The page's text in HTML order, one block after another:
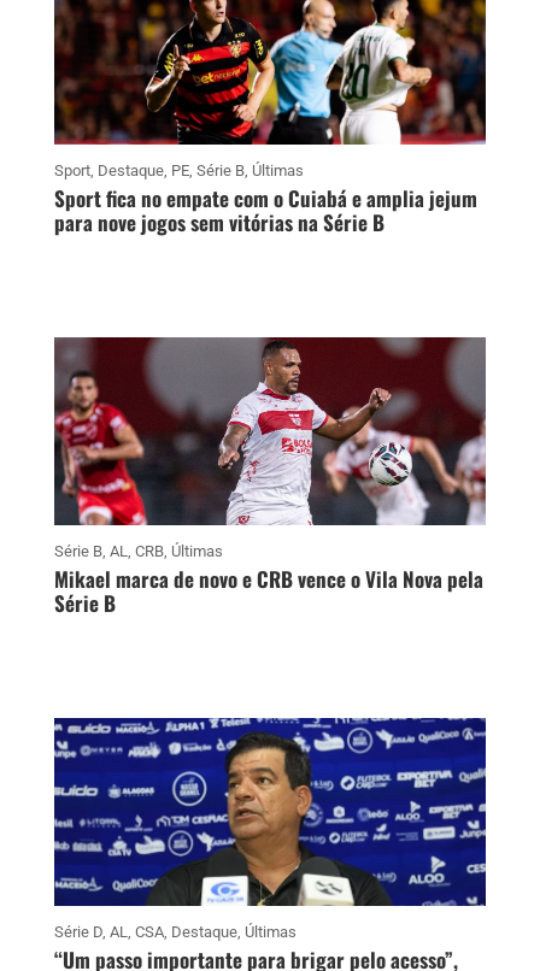
Sport, Destaque, PE, Série B, Últimas
Sport fica no empate com o Cuiabá e amplia jejum
para nove jogos sem vitórias na Série B
Série B, AL CRB, Últimas
Mikael marca de novo e CRB vence o Vila Nova pela
Série B
Série D, AL CSA, Destaque, Últimas
“Um passo importante para brigar pelo acesso”,